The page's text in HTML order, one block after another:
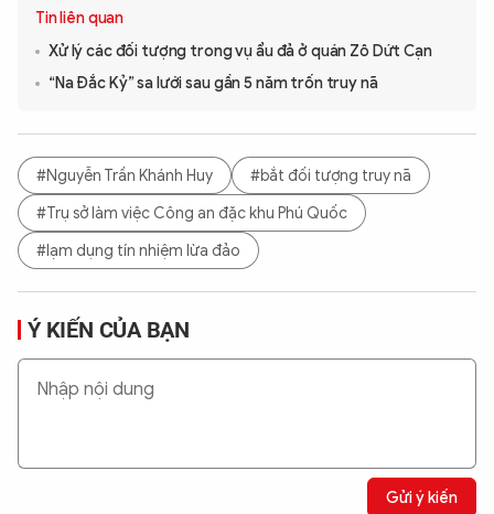
Tin liên quan
Xử lý các đối tượng trong vụ ẩu đả ở quán Zô Dứt Cạn
“Na Đắc Kỷ” sa lưới sau gần 5 năm trốn truy nã
#Nguyễn Trần Khánh Huy
#bắt đối tượng truy nã
#Trụ sở làm việc Công an đặc khu Phú Quốc
#lạm dụng tín nhiệm lừa đảo
Ý KIẾN CỦA BẠN
Gửi ý kiến